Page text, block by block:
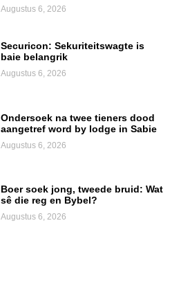
Augustus 6, 2026
Securicon: Sekuriteitswagte is
baie belangrik
Augustus 6, 2026
Ondersoek na twee tieners dood
aangetref word by lodge in Sabie
Augustus 6, 2026
Boer soek jong, tweede bruid: Wat
sê die reg en Bybel?
Augustus 6, 2026